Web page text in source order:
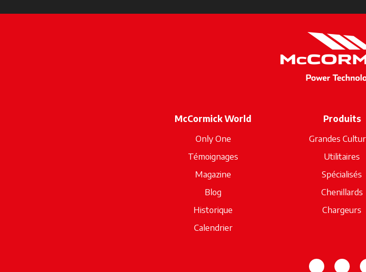
McCormick World
Only One
Témoignages
Magazine
Blog
Historique
Calendrier
Produits
Grandes
Utilitaires
Spécialisés
Chenillards
Chargeurs
s’ouvre